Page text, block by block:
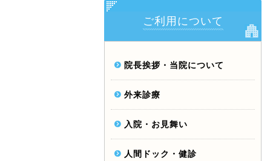
ご利用について
院長挨拶・当院について
外来診療
入院・お見舞い
人間ドック・健診